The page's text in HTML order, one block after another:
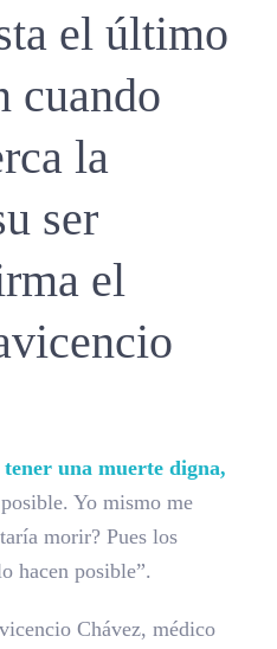
el último
cuando
la
ser
el
una muerte digna,
Yo mismo me
morir? Pues los
hacen posible”.
Chávez, médico